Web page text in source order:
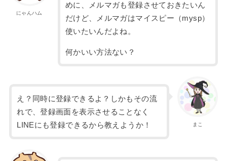
にゃんハム
めに、メルマガも登録させておきたいん
だけど、メルマガはマイスピー（mysp）
使いたいんだよね。
何かいい方法ない？
まこ
え？同時に登録できるよ？しかもその流
れで、登録画面を表示させることなく
LINEにも登録できるから教えようか！